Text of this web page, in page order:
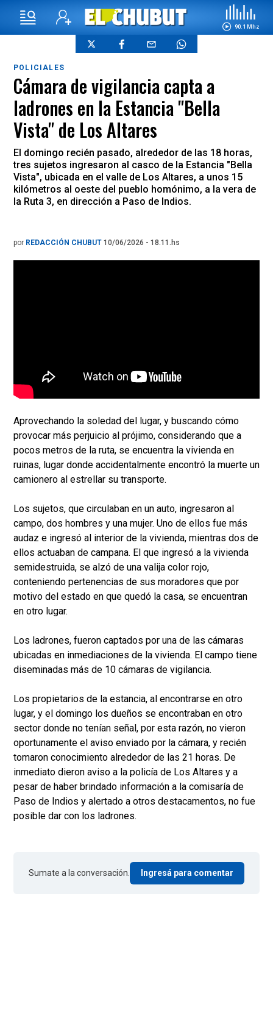
90.1 Mhz
POLICIALES
Cámara de vigilancia capta a
ladrones en la Estancia "Bella
Vista" de Los Altares
El domingo recién pasado, alrededor de las 18 horas,
tres sujetos ingresaron al casco de la Estancia "Bella
Vista", ubicada en el valle de Los Altares, a unos 15
kilómetros al oeste del pueblo homónimo, a la vera de
la Ruta 3, en dirección a Paso de Indios.
por REDACCIÓN CHUBUT 10/06/2026 - 18.11.hs
Aprovechando la soledad del lugar, y buscando cómo
provocar más perjuicio al prójimo, considerando que a
pocos metros de la ruta, se encuentra la vivienda en
ruinas, lugar donde accidentalmente encontró la muerte un
camionero al estrellar su transporte.
Los sujetos, que circulaban en un auto, ingresaron al
campo, dos hombres y una mujer. Uno de ellos fue más
audaz e ingresó al interior de la vivienda, mientras dos de
ellos actuaban de campana. El que ingresó a la vivienda
semidestruida, se alzó de una valija color rojo,
conteniendo pertenencias de sus moradores que por
motivo del estado en que quedó la casa, se encuentran
en otro lugar.
Los ladrones, fueron captados por una de las cámaras
ubicadas en inmediaciones de la vivienda. El campo tiene
diseminadas más de 10 cámaras de vigilancia.
Los propietarios de la estancia, al encontrarse en otro
lugar, y el domingo los dueños se encontraban en otro
sector donde no tenían señal, por esta razón, no vieron
oportunamente el aviso enviado por la cámara, y recién
tomaron conocimiento alrededor de las 21 horas. De
inmediato dieron aviso a la policía de Los Altares y a
pesar de haber brindado información a la comisaría de
Paso de Indios y alertado a otros destacamentos, no fue
posible dar con los ladrones.
Sumate a la conversación. Ingresá para comentar